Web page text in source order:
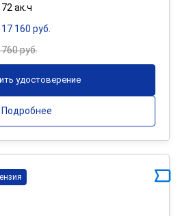
ак.ч
160 руб.
руб.
удостоверение
Подробнее